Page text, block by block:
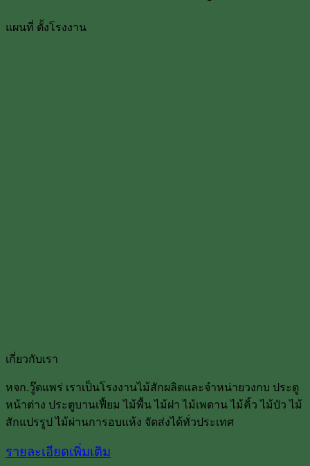
แผนที่ ตั้งโรงงาน
เกี่ยวกับเรา
หจก.วู๊ดแพร่ เราเป็นโรงงานไม้สักผลิตและจำหน่ายวงกบ ประตู
หน้าต่าง ประตูบานเฟื้ยม ไม้พื้น ไม้ฝา ไม้เพดาน ไม้คิ้ว ไม้บัว ไม้
สักแปรรูป ไม้ผ่านการอบแห้ง จัดส่งได้ทั่วประเทศ
รายละเอียดเพิ่มเติม